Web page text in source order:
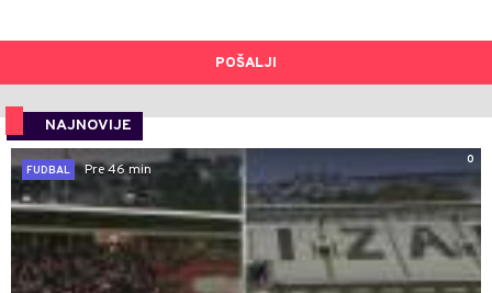
POŠALJI
NAJNOVIJE
0
FUDBAL
Pre 46 min